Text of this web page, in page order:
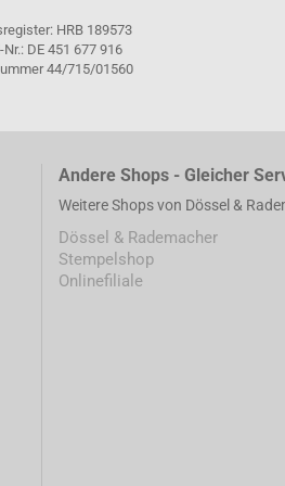
HRB 189573
Nr.: DE 451 677 916
44/715/01560
Andere Shops - Gleicher
Weitere Shops von Dössel &
Dössel & Rademacher
Stempelshop
Onlinefiliale